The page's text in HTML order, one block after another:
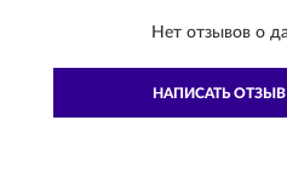
Нет отзывов о
НАПИСАТЬ